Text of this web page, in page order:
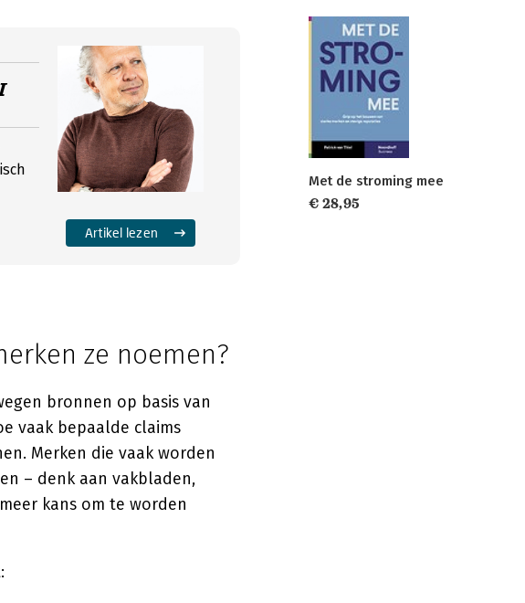
Artikel lezen
ze noemen?
bronnen op basis van
vaak bepaalde claims
Merken die vaak worden
– denk aan vakbladen,
kans om te worden
Met de stroming mee
€ 28,95